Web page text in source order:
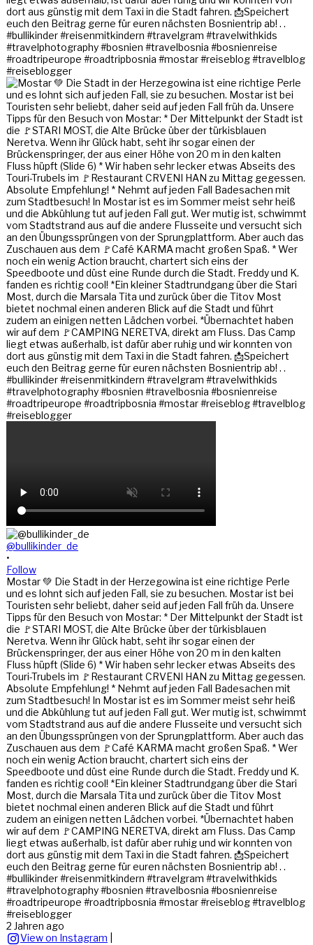
@bullikinder_de
•
Follow
Mostar 💚 Die Stadt in der Herzegowina ist eine richtige Perle
und es lohnt sich auf jeden Fall, sie zu besuchen. Mostar ist bei
Touristen sehr beliebt, daher seid auf jeden Fall früh da. Unsere
Tipps für den Besuch von Mostar: * Der Mittelpunkt der Stadt ist
die 🚩STARI MOST, die Alte Brücke über der türkisblauen
Neretva. Wenn ihr Glück habt, seht ihr sogar einen der
Brückenspringer, der aus einer Höhe von 20 m in den kalten
Fluss hüpft (Slide 6) * Wir haben sehr lecker etwas Abseits des
Touri-Trubels im 🚩Restaurant CRVENI HAN zu Mittag gegessen.
Absolute Empfehlung! * Nehmt auf jeden Fall Badesachen mit
zum Stadtbesuch! In Mostar ist es im Sommer meist sehr heiß
und die Abkühlung tut auf jeden Fall gut. Wer mutig ist, schwimmt
vom Stadtstrand aus auf die andere Flusseite und versucht sich
an den Übungssprüngen von der Sprungplattform. Aber auch das
Zuschauen aus dem 🚩Café KARMA macht großen Spaß. * Wer
noch ein wenig Action braucht, chartert sich eins der
Speedboote und düst eine Runde durch die Stadt. Freddy und K.
fanden es richtig cool! *Ein kleiner Stadtrundgang über die Stari
Most, durch die Marsala Tita und zurück über die Titov Most
bietet nochmal einen anderen Blick auf die Stadt und führt
zudem an einigen netten Lädchen vorbei. *Übernachtet haben
wir auf dem 🚩CAMPING NERETVA, direkt am Fluss. Das Camp
liegt etwas außerhalb, ist dafür aber ruhig und wir konnten von
dort aus günstig mit dem Taxi in die Stadt fahren. 📩Speichert
euch den Beitrag gerne für euren nächsten Bosnientrip ab! . .
#bullikinder #reisenmitkindern #travelgram #travelwithkids
#travelphotography #bosnien #travelbosnia #bosnienreise
#roadtripeurope #roadtripbosnia #mostar #reiseblog #travelblog
#reiseblogger
2 Jahren ago
View on Instagram